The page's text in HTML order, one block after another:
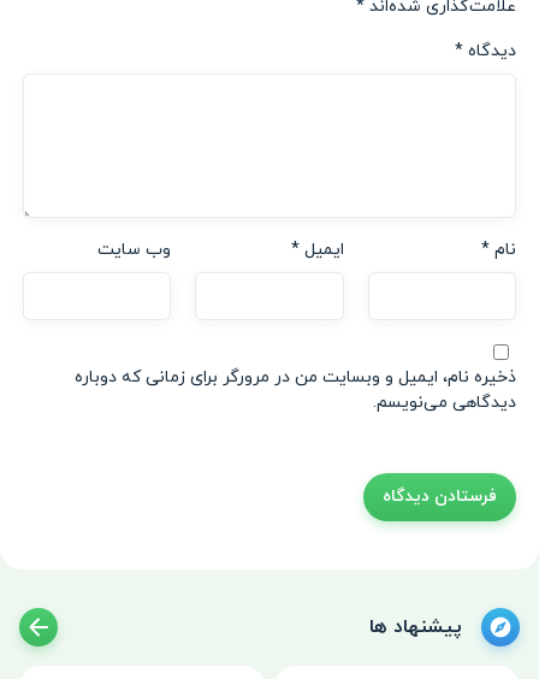
علامت‌گذاری شده‌اند *
دیدگاه *
نام * ایمیل* وب‌ سایت
ذخیره نام، ایمیل و وبسایت من در مرورگر برای زمانی که دوباره
دیدگاهی می‌نویسم.
پیشنهاد ها